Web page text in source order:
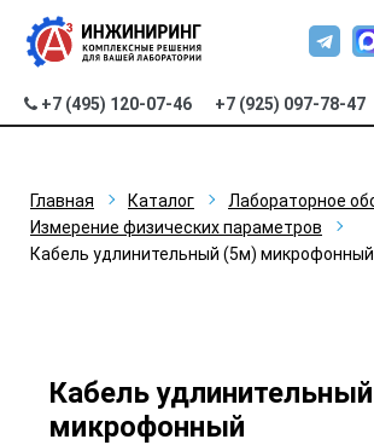
+7 (495) 120-07-46 +7 (925) 097-78-47
Главная Каталог
Лабораторное
Измерение физических параметров
Кабель удлинительный (5м) микрофонный
Кабель
микрофонный